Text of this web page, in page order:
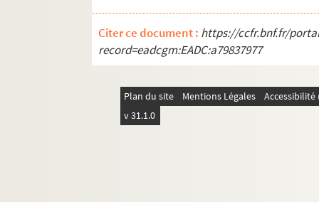
POR_Boîte 03_Pochette 02. Aquaviva
POR_Boîte 03_Pochette 03. Aquin,
POR_Boîte 03_Pochette 04. Aquino,
POR_Boîte 03_Pochette 06. Arago,
POR_Boîte 03_Pochette 07. Archangé,
Citer ce document : https://ccfr.bnf.fr/
record=eadcgm:EADC:a79837977
Plan du site Mentions Légales
v 31.1.0